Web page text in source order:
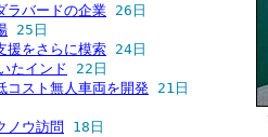
ラバードの企業 26日
25日
援をさらに模索 24日
たインド
22日
コスト無人車両を開発 21日
ノウ訪問
18日